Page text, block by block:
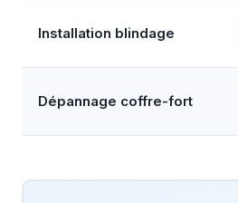
Installation blindage
Dépannage coffre-fort